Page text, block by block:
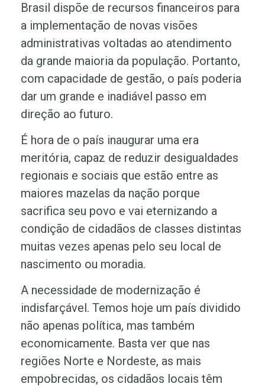
Brasil dispõe de recursos financeiros para
a implementação de novas visões
administrativas voltadas ao atendimento
da grande maioria da população. Portanto,
com capacidade de gestão, o país poderia
dar um grande e inadiável passo em
direção ao futuro.
É hora de o país inaugurar uma era
meritória, capaz de reduzir desigualdades
regionais e sociais que estão entre as
maiores mazelas da nação porque
sacrifica seu povo e vai eternizando a
condição de cidadãos de classes distintas
muitas vezes apenas pelo seu local de
nascimento ou moradia.
A necessidade de modernização é
indisfarçável. Temos hoje um país dividido
não apenas política, mas também
economicamente. Basta ver que nas
regiões Norte e Nordeste, as mais
empobrecidas, os cidadãos locais têm